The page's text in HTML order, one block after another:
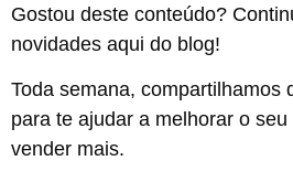
Gostou deste conteúdo?
novidades aqui do blog!
Toda semana, compartilhamos
para te ajudar a melhorar o
vender mais.